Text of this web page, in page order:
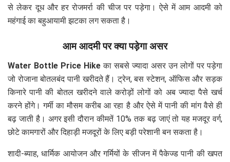
से लेकर दूध और हर रोजमर्रा की चीज पर पड़ेगा। ऐसे में आम आदमी को
महंगाई का बहुआयामी झटका लग सकता है।
आम आदमी पर क्या पड़ेगा असर
Water Bottle Price Hike का सबसे ज्यादा असर उन लोगों पर पड़ेगा
जो रोजाना बोतलबंद पानी खरीदते हैं। ट्रेन, बस स्टेशन, ऑफिस और सड़क
किनारे पानी की बोतल खरीदने वाले करोड़ों लोगों को अब ज्यादा पैसे खर्च
करने होंगे। गर्मी का मौसम करीब आ रहा है और ऐसे में पानी की मांग वैसे ही
बढ़ जाती है। अगर इसी दौरान कीमतें 10% तक बढ़ जाएं तो यह मजदूर वर्ग,
छोटे कामगारों और दिहाड़ी मजदूरों के लिए बड़ी परेशानी बन सकता है।
शादी-ब्याह, धार्मिक आयोजन और गर्मियों के सीजन में पैकेज्ड पानी की खपत